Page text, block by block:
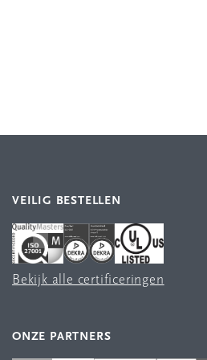
VEILIG BESTELLEN
Bekijk alle certificeringen
ONZE PARTNERS